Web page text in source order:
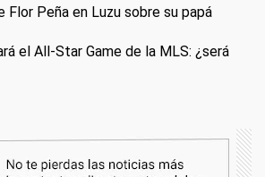
Flor Peña en Luzu sobre su papá
el All-Star Game de la MLS: ¿será